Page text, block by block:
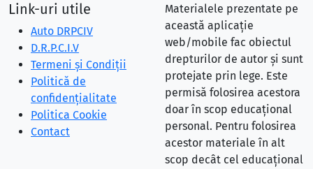
Link-uri utile
Auto DRPCIV
D.R.P.C.I.V
Termeni și Condiții
Politică de
confidențialitate
Politica Cookie
Contact
Materialele prezentate pe
această aplicație
web/mobile fac obiectul
drepturilor de autor și sunt
protejate prin lege. Este
permisă folosirea acestora
doar în scop educațional
personal. Pentru folosirea
acestor materiale în alt
scop decât cel educațional